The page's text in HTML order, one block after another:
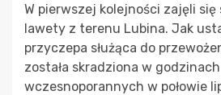
W pierwszej kolejności zajęli
lawety z terenu Lubina. Jak
przyczepa służąca do
została skradziona w godzinach
wczesnoporannych w połowie